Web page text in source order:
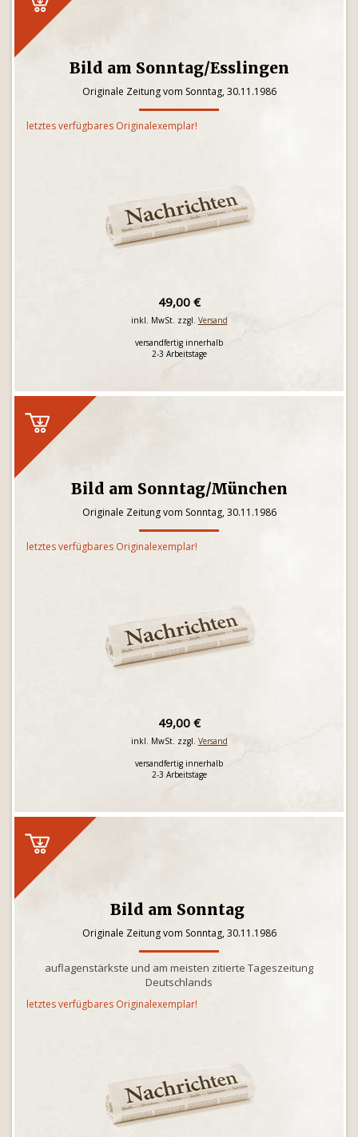
Bild am Sonntag/Esslingen
Originale Zeitung vom Sonntag, 30.11.1986
letztes verfügbares Originalexemplar!
49,00 €
inkl. MwSt. zzgl. Versand
versandfertig innerhalb
2-3 Arbeitstage
Bild am Sonntag/München
Originale Zeitung vom Sonntag, 30.11.1986
letztes verfügbares Originalexemplar!
49,00 €
inkl. MwSt. zzgl. Versand
versandfertig innerhalb
2-3 Arbeitstage
Bild am Sonntag
Originale Zeitung vom Sonntag, 30.11.1986
auflagenstärkste und am meisten zitierte Tageszeitung
Deutschlands
letztes verfügbares Originalexemplar!